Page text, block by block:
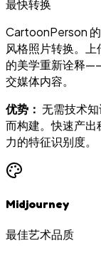
最快转换
CartoonPerson
风格照片转换。
的美学重新诠释
交媒体内容。
优势： 无需技术
而构建。快速产
力的特征识别度。
Midjourney
最佳艺术品质